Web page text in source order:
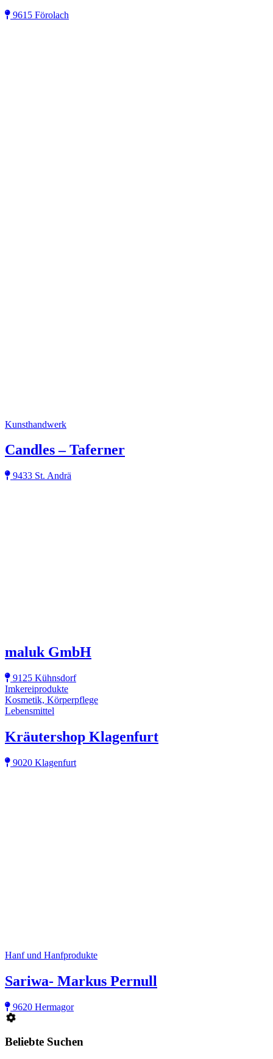
9615 Förolach
Kunsthandwerk
Candles – Taferner
9433 St. Andrä
maluk GmbH
9125 Kühnsdorf
Imkereiprodukte
Kosmetik, Körperpflege
Lebensmittel
Kräutershop Klagenfurt
9020 Klagenfurt
Hanf und Hanfprodukte
Sariwa- Markus Pernull
9620 Hermagor
Beliebte Suchen